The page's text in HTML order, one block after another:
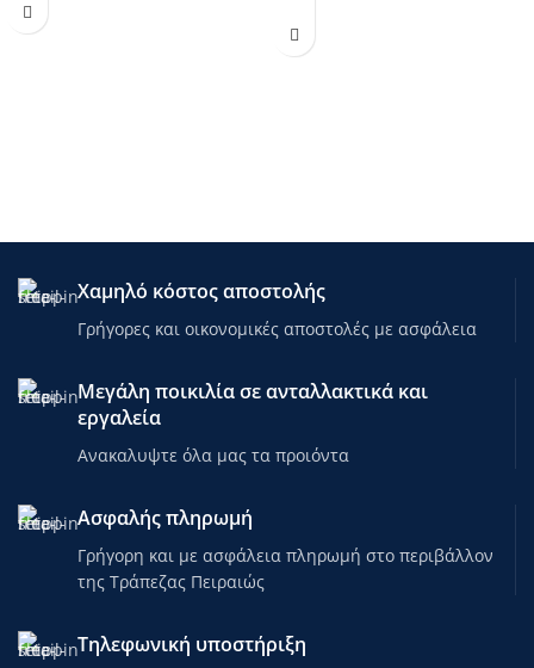
Χαμηλό κόστος αποστολής
Γρήγορες και οικονομικές αποστολές με ασφάλεια
Μεγάλη ποικιλία σε ανταλλακτικά και
εργαλεία
Ανακαλυψτε όλα μας τα προιόντα
Ασφαλής πληρωμή
Γρήγορη και με ασφάλεια πληρωμή στο περιβάλλον
της Τράπεζας Πειραιώς
Τηλεφωνική υποστήριξη